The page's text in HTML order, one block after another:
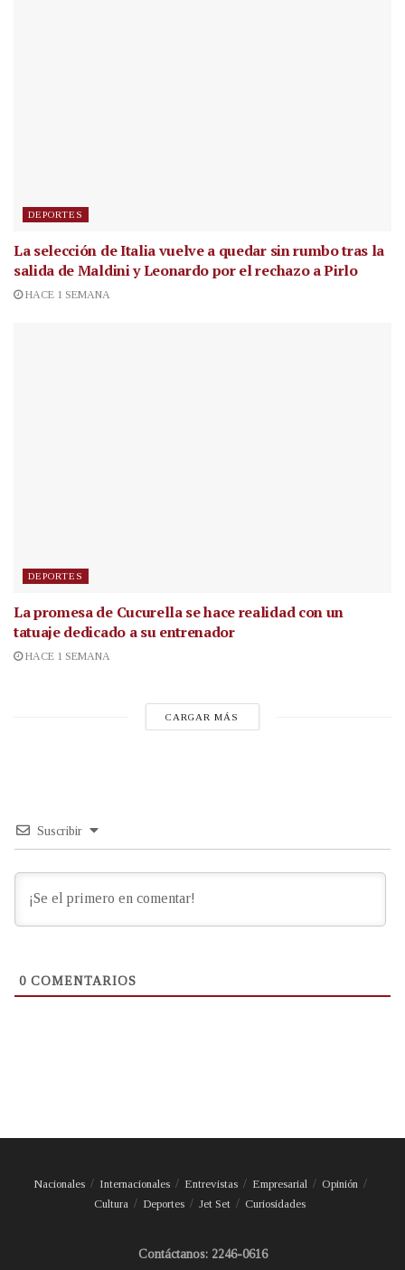
DEPORTES
La selección de Italia vuelve a quedar sin rumbo tras la
salida de Maldini y Leonardo por el rechazo a Pirlo
HACE 1 SEMANA
DEPORTES
La promesa de Cucurella se hace realidad con un
tatuaje dedicado a su entrenador
HACE 1 SEMANA
CARGAR MÁS
Suscribir
0 COMENTARIOS
Nacionales Internacionales Entrevistas Empresarial
Opinión
Cultura
Deportes Jet Set Curiosidades
Contáctanos: 2246-0616